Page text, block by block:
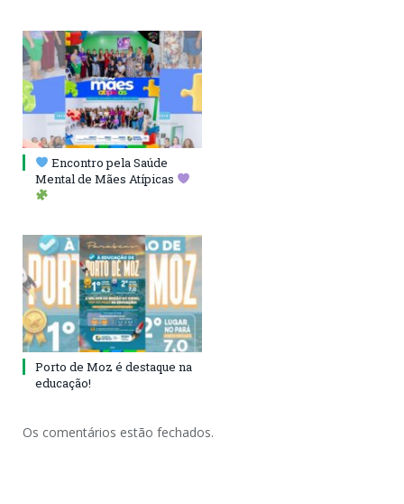
Encontro pela Saúde
Mental de Mães Atípicas
Porto de Moz é destaque na
educação!
Os comentários estão fechados.